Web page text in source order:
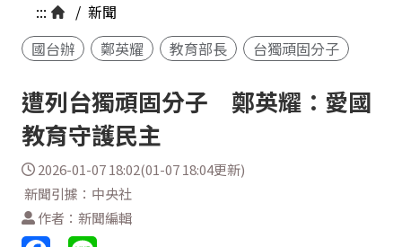
::: / 新聞
國台辦
鄭英耀 教育部長 台獨頑固分子
遭列台獨頑固分子 鄭英耀：愛國
教育守護民主
2026-01-07 18:02(01-07 18:04更新)
新聞引據：中央社
作者：新聞編輯